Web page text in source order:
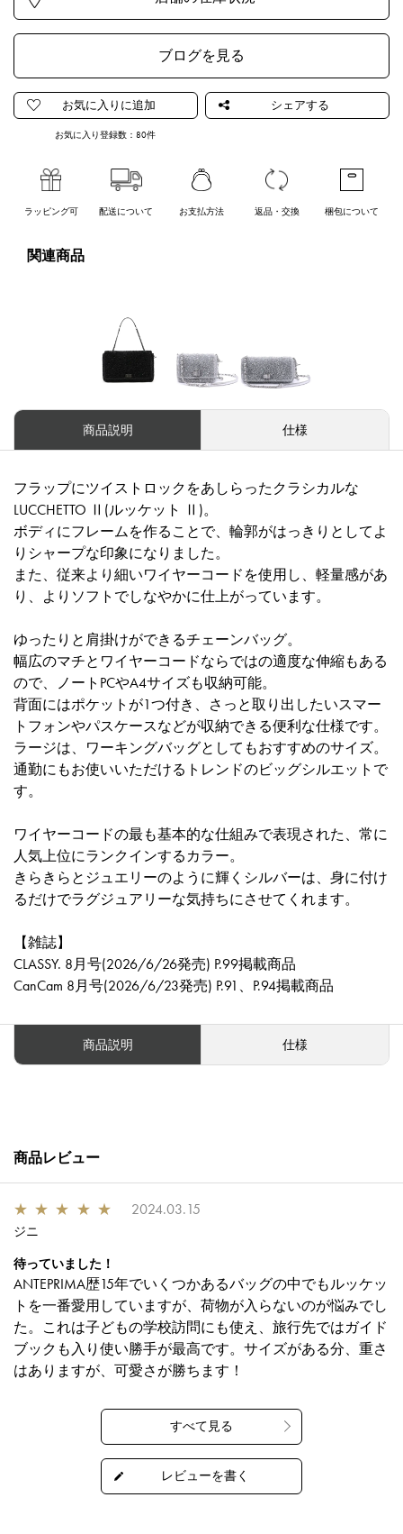
ブログを見る
お気に入り登録数：80件
ラッピング可 配送について お支払方法 返品・交換 梱包について
関連商品
商品説明 仕様
フラップにツイストロックをあしらったクラシカルな
LUCCHETTO Ⅱ(ルッケット Ⅱ)。
ボディにフレームを作ることで、輪郭がはっきりとしてよ
りシャープな印象になりました。
また、従来より細いワイヤーコードを使用し、軽量感があ
り、よりソフトでしなやかに仕上がっています。
ゆったりと肩掛けができるチェーンバッグ。
幅広のマチとワイヤーコードならではの適度な伸縮もある
ので、ノートPCやA4サイズも収納可能。
背面にはポケットが1つ付き、さっと取り出したいスマー
トフォンやパスケースなどが収納できる便利な仕様です。
ラージは、ワーキングバッグとしてもおすすめのサイズ。
通勤にもお使いいただけるトレンドのビッグシルエットで
す。
ワイヤーコードの最も基本的な仕組みで表現された、常に
人気上位にランクインするカラー。
きらきらとジュエリーのように輝くシルバーは、身に付け
るだけでラグジュアリーな気持ちにさせてくれます。
【雑誌】
CLASSY. 8月号(2026/6/26発売) P.99掲載商品
CanCam 8月号(2026/6/23発売) P.91、P.94掲載商品
商品説明 仕様
商品レビュー
★ ★ ★ ★ ★ 2024.03.15
ジニ
待っていました！
ANTEPRIMA歴15年でいくつかあるバッグの中でもルッケッ
トを一番愛用していますが、荷物が入らないのが悩みでし
た。これは子どもの学校訪問にも使え、旅行先ではガイド
ブックも入り使い勝手が最高です。サイズがある分、重さ
はありますが、可愛さが勝ちます！